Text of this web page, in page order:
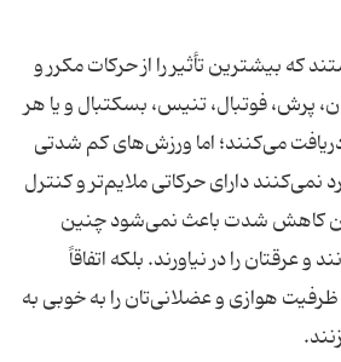
که بیشترین تأثیر را از حرکات مکرر و
پرش، فوتبال، تنیس، بسکتبال و یا هر
می‌کنند؛ اما ورزش‌های کم شدتی
نمی‌کنند دارای حرکاتی ملایم‌تر و کنترل
کاهش شدت باعث نمی‌شود چنین
عرقتان را در نیاورند. بلکه اتفاقاً
هوازی و عضلانی‌تان را به خوبی به